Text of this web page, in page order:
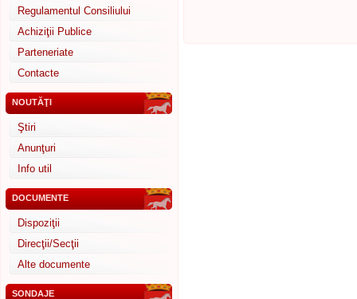
Regulamentul Consiliului
Achiziţii Publice
Parteneriate
Contacte
NOUTĂŢI
Ştiri
Anunţuri
Info util
DOCUMENTE
Dispoziţii
Direcţii/Secţii
Alte documente
SONDAJE